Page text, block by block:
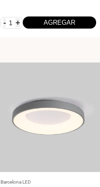
- + AGREGAR
Proveedor:
Barcelona LED